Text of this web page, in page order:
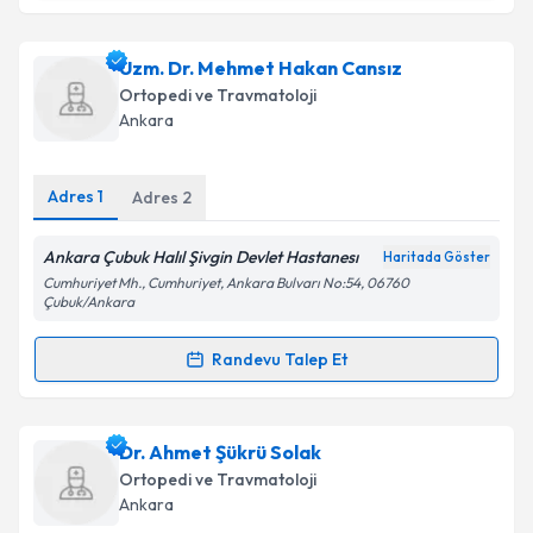
Prof. Dr. Bedii Şafak Güngöriçin randevu takvimi
talebi oluşturun. Size bu uzmandan randevu almanız
için bir takvim hazırlandığında e-posta ile
Kişisel verilerimin işlenmesine ilişkin
kapsamda işlenmesini kabul ediyorum.
Uzm. Dr. Mehmet Hakan Cansız
Ortopedi ve Travmatoloji
Ankara
Adres 1 Adres 2
Ankara Çubuk Halıl Şivgin Devlet Hastanesı Haritada Göster
Cumhuriyet Mh., Cumhuriyet, Ankara Bulvarı No:54, 06760
Çubuk/Ankara
Randevu Talep Et
Randevu Takvimi Talebi
Uzm. Dr. Mehmet Hakan Cansız
takvimi talebi oluşturun. Size bu uzmandan randevu
almanız için bir takvim hazırlandığında e-posta ile
Dr. Ahmet Şükrü Solak
Ortopedi ve Travmatoloji
Ankara